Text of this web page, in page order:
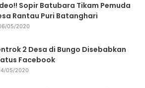
Sopir Batubara Tikam Pemuda
Rantau Puri Batanghari
05/2020
2 Desa di Bungo Disebabkan
Facebook
05/2020